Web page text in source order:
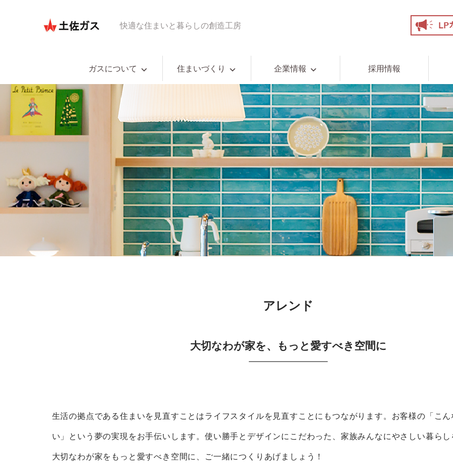
快適な住まいと暮らしの創造工房
ガスについて 住まいづくり 企業情報 採用情報
アレンド
大切なわが家を、もっと愛すべき空間に
生活の拠点である住まいを見直すことはライフスタイルを見直すことにもつながります。お客様の「こ
い」という夢の実現をお手伝いします。使い勝手とデザインにこだわった、家族みんなにやさしい暮らし
大切なわが家をもっと愛すべき空間に、ご一緒につくりあげましょう！